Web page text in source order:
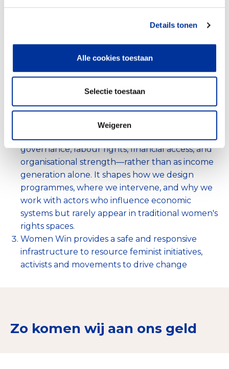
Details tonen
Alle cookies toestaan
Selectie toestaan
Weigeren
safety, and joy—often in contexts where girls’
mobility and voice are constrained. At the same
Win therefore engages sport both as a tool and
as a site of transformation, working to shift
power, access, and governance within sport
Women Win advances economic resilience as a
systems condition across our work in sexual and
reproductive health and rights (SRHR) and
governance, labour rights, financial access, and
organisational strength—rather than as income
generation alone. It shapes how we design
programmes, where we intervene, and why we
work with actors who influence economic
systems but rarely appear in traditional women's
rights spaces.
Women Win provides a safe and responsive
infrastructure to resource feminist initiatives,
activists and movements to drive change
Zo komen wij aan ons geld